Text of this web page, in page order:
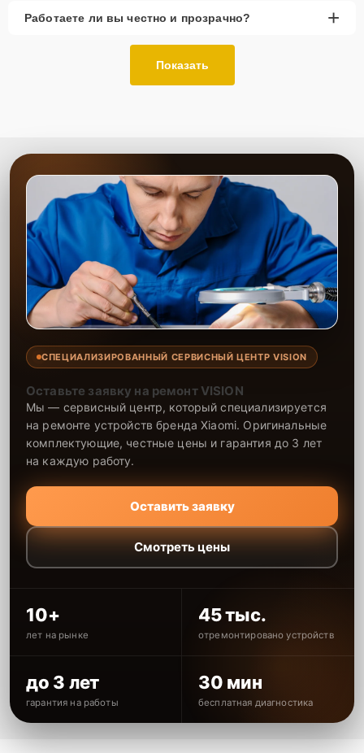
Работаете ли вы честно и прозрачно? +
Показать
СПЕЦИАЛИЗИРОВАННЫЙ СЕРВИСНЫЙ ЦЕНТР VISION
Оставьте заявку на ремонт VISION
Мы — сервисный центр, который специализируется
на ремонте устройств бренда Xiaomi. Оригинальные
комплектующие, честные цены и гарантия до 3 лет
на каждую работу.
Оставить заявку
Смотреть цены
10+
лет на рынке
45 тыс.
отремонтировано устройств
до 3 лет
гарантия на работы
30 мин
бесплатная диагностика